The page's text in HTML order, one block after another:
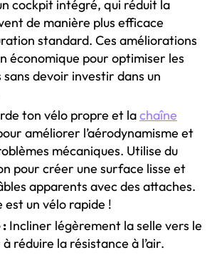
cockpit intégré, qui réduit la
de manière plus efficace
standard. Ces améliorations
économique pour optimiser les
devoir investir dans un
ton vélo propre et lachaîne
améliorer l’aérodynamisme et
mécaniques. Utilise du
pour créer une surface lisse et
apparents avec des attaches.
est un vélo rapide !
: Incliner légèrement la selle vers le
réduire la résistance à l’air.